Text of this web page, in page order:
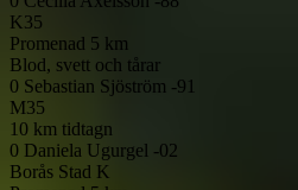
K35
Promenad 5 km
Blod, svett och tårar
0 Sebastian Sjöström -91
M35
10 km tidtagn
0 Daniela Ugurgel -02
Borås Stad K